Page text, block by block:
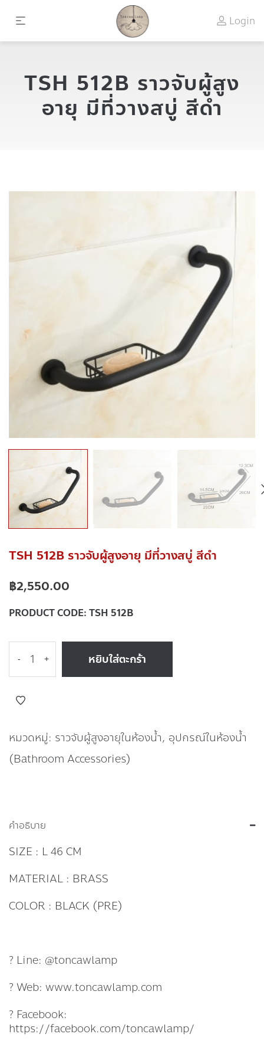
Login
TSH 512B ราวจับผู้สูง
อายุ มีที่วางสบู่ สีดำ
TSH 512B ราวจับผู้สูงอายุ มีที่วางสบู่ สีดำ
฿2,550.00
PRODUCT CODE: TSH 512B
- + หยิบใส่ตะกร้า
หมวดหมู่: ราวจับผู้สูงอายุในห้องน้ำ, อุปกรณ์ในห้องน้ำ
(Bathroom Accessories)
คำอธิบาย
SIZE : L 46 CM
MATERIAL : BRASS
COLOR : BLACK (PRE)
? Line: @toncawlamp
? Web: www.toncawlamp.com
? Facebook:
https://facebook.com/toncawlamp/